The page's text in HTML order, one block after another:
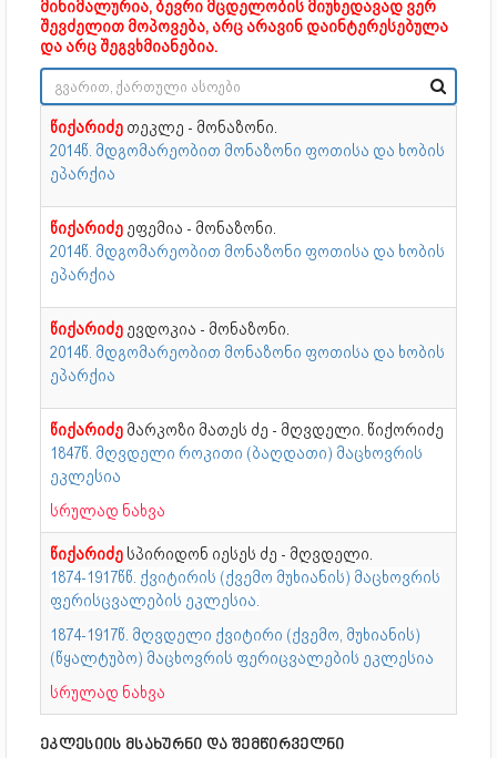
მინიმალურია, ბევრი მცდელობის მიუხედავად ვერ
შევძელით მოპოვება, არც არავინ დაინტერესებულა
და არც შეგვხმიანებია.
წიქარიძე თეკლე - მონაზონი.
2014წ. მდგომარეობით მონაზონი ფოთისა და ხობის
ეპარქია
წიქარიძე ეფემია - მონაზონი.
2014წ. მდგომარეობით მონაზონი ფოთისა და ხობის
ეპარქია
წიქარიძე ევდოკია - მონაზონი.
2014წ. მდგომარეობით მონაზონი ფოთისა და ხობის
ეპარქია
წიქარიძე მარკოზი მათეს ძე - მღვდელი. წიქორიძე
1847წ. მღვდელი როკითი (ბაღდათი) მაცხოვრის
ეკლესია
სრულად ნახვა
წიქარიძე სპირიდონ იესეს ძე - მღვდელი.
1874-1917წწ. ქვიტირის (ქვემო მუხიანის) მაცხოვრის
ფერისცვალების ეკლესია.
1874-1917წ. მღვდელი ქვიტირი (ქვემო, მუხიანის)
(წყალტუბო) მაცხოვრის ფერიცვალების ეკლესია
სრულად ნახვა
ეკლესიის მსახურნი და შემწირველნი